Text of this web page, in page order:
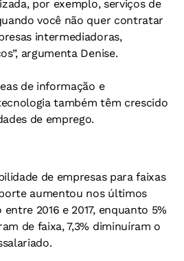
por exemplo, serviços de
você não quer contratar
intermediadoras,
argumenta Denise.
de informação e
também têm crescido
de emprego.
de empresas para faixas
aumentou nos últimos
2016 e 2017, enquanto 5%
de faixa, 7,3% diminuíram o